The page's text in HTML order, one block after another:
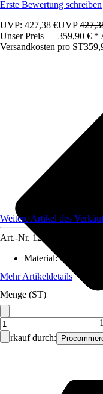
Erste Bewertung schreiben
UVP: 427,38 €UVP
Unser Preis — 359,90 € *
Versandkosten pro ST
Verkauf durch:
Weitere Artikel des
Art.-Nr. 12519431
Material:Metall
Mehr Artikeldetails
Menge (ST)